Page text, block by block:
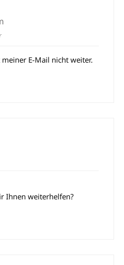
E-Mail nicht weiter.
Ihnen weiterhelfen?